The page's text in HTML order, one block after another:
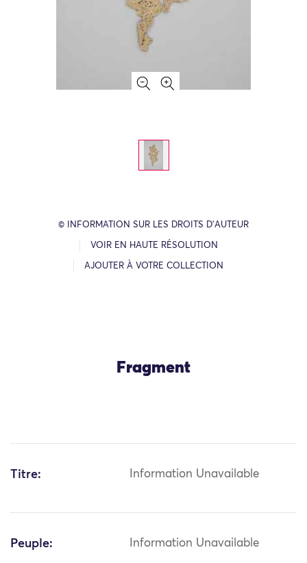
© INFORMATION SUR LES DROITS D’AUTEUR
VOIR EN HAUTE RÉSOLUTION
AJOUTER À VOTRE COLLECTION
Fragment
Titre: Information Unavailable
Peuple: Information Unavailable